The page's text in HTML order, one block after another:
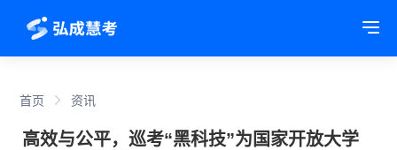
首页 资讯
高效与公平，巡考“黑科技”为国家开放大学